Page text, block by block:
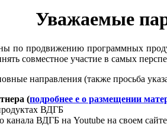
Уважаемые
по продвижению программных
совместное участие в самых
направления (также просьба
(подробнее е о размещении
ВДГБ
ВДГБ на Youtube на своем сайте